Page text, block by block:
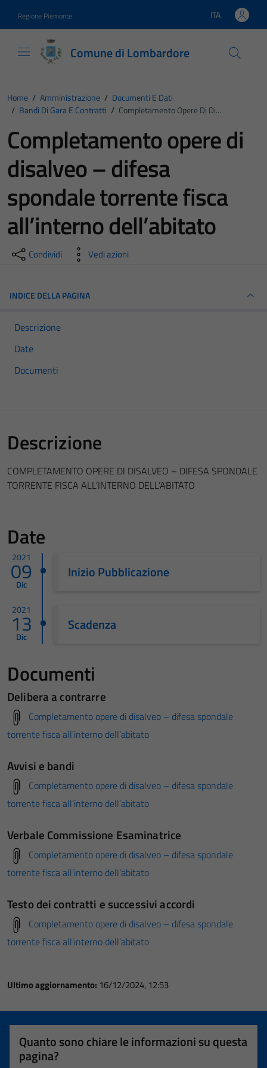
Regione Piemonte Lingua attiva:
ITA
Comune di Lombardore
Home / Amministrazione / Documenti E Dati
/ Bandi Di Gara E Contratti / Completamento Opere Di Di...
Completamento opere di
disalveo – difesa
spondale torrente fisca
all’interno dell’abitato
Condividi Vedi azioni
INDICE DELLA PAGINA
Descrizione
Date
Documenti
Descrizione
COMPLETAMENTO OPERE DI DISALVEO – DIFESA SPONDALE
TORRENTE FISCA ALL’INTERNO DELL’ABITATO
Date
2021
09
Dic
Inizio Pubblicazione
2021
13
Dic
Scadenza
Documenti
Delibera a contrarre
Completamento opere di disalveo – difesa spondale
torrente fisca all’interno dell’abitato
Avvisi e bandi
Completamento opere di disalveo – difesa spondale
torrente fisca all’interno dell’abitato
Verbale Commissione Esaminatrice
Completamento opere di disalveo – difesa spondale
torrente fisca all’interno dell’abitato
Testo dei contratti e successivi accordi
Completamento opere di disalveo – difesa spondale
torrente fisca all’interno dell’abitato
Ultimo aggiornamento: 16/12/2024, 12:53
Quanto sono chiare le informazioni su questa
pagina?